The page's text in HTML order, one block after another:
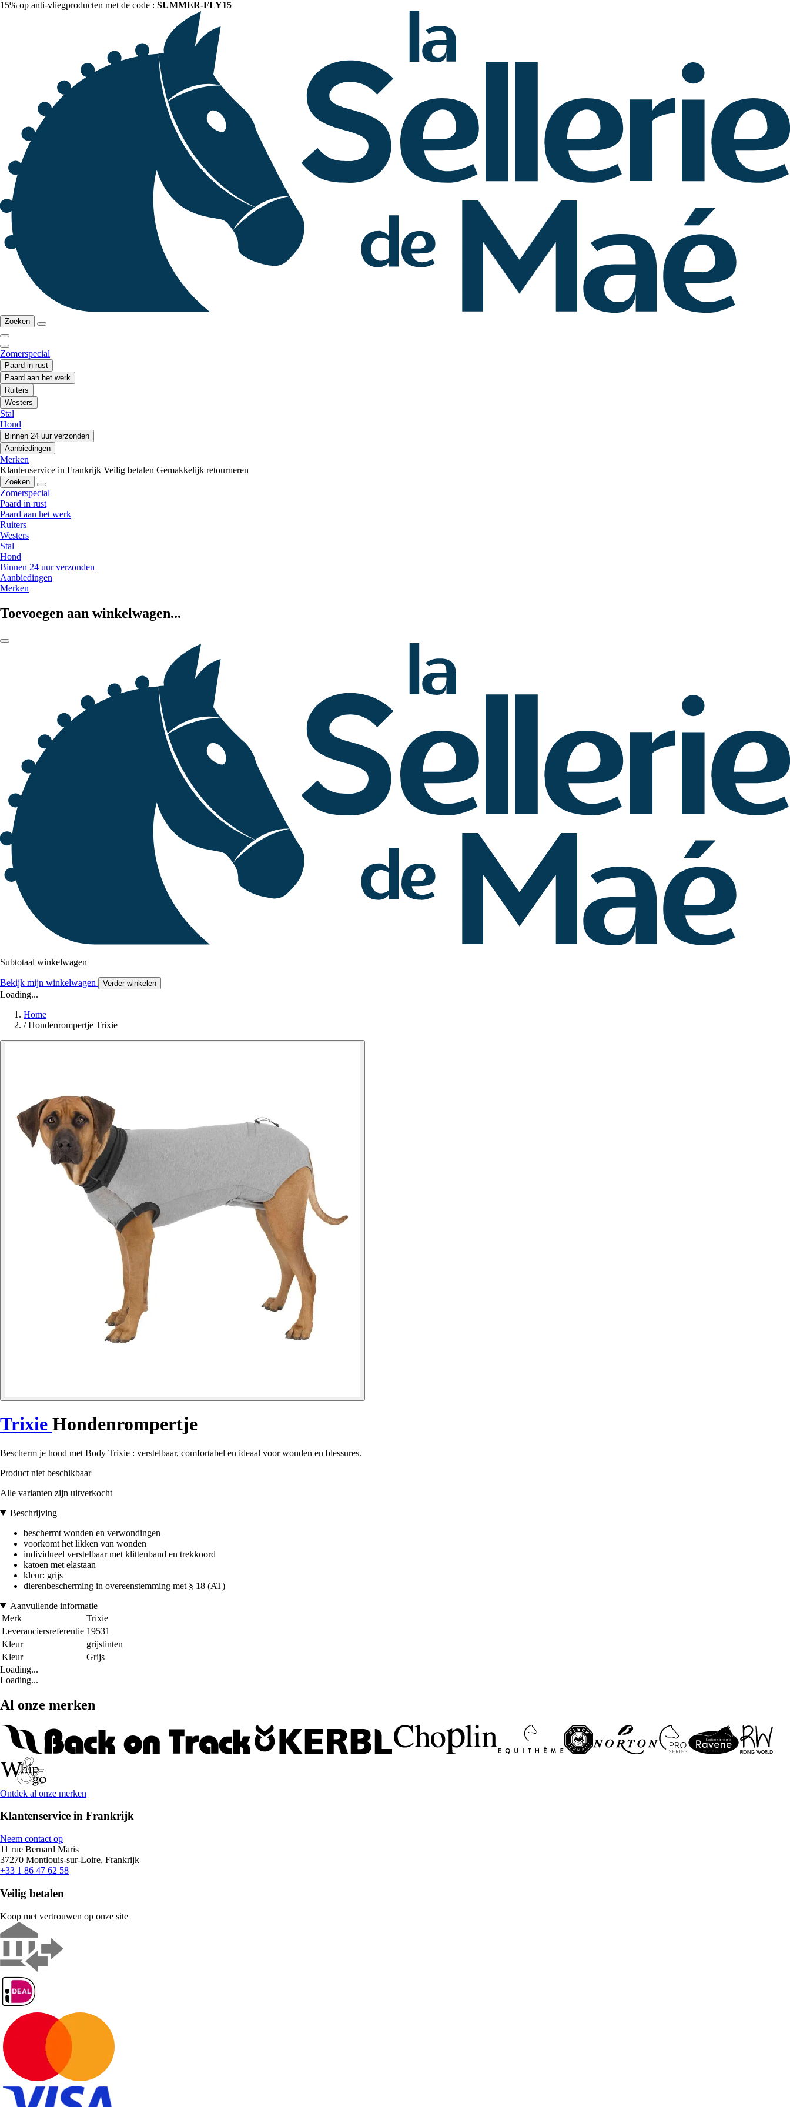
15% op anti-vliegproducten met de code : SUMMER-FLY15
Zoeken
Zomerspecial
Paard in rust
Paard aan het werk
Ruiters
Westers
Stal
Hond
Binnen 24 uur verzonden
Aanbiedingen
Merken
Klantenservice in Frankrijk Veilig betalen Gemakkelijk retourneren
Zoeken
Zomerspecial
Paard in rust
Paard aan het werk
Ruiters
Westers
Stal
Hond
Binnen 24 uur verzonden
Aanbiedingen
Merken
Toevoegen aan winkelwagen...
Subtotaal winkelwagen
Bekijk mijn winkelwagen Verder winkelen
Loading...
Home
/ Hondenrompertje Trixie
Trixie Hondenrompertje
Bescherm je hond met Body Trixie : verstelbaar, comfortabel en ideaal voor wonden en blessures.
Product niet beschikbaar
Alle varianten zijn uitverkocht
Beschrijving
beschermt wonden en verwondingen
voorkomt het likken van wonden
individueel verstelbaar met klittenband en trekkoord
katoen met elastaan
kleur: grijs
dierenbescherming in overeenstemming met § 18 (AT)
Aanvullende informatie
Merk
Trixie
Leveranciersreferentie 19531
Kleur
grijstinten
Kleur
Grijs
Loading...
Loading...
Al onze merken
Ontdek al onze merken
Klantenservice in Frankrijk
Neem contact op
11 rue Bernard Maris
37270 Montlouis-sur-Loire, Frankrijk
+33 1 86 47 62 58
Veilig betalen
Koop met vertrouwen op onze site